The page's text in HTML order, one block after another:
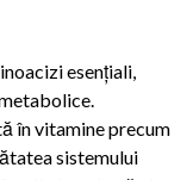
esențiali,
în vitamine precum
sistemului